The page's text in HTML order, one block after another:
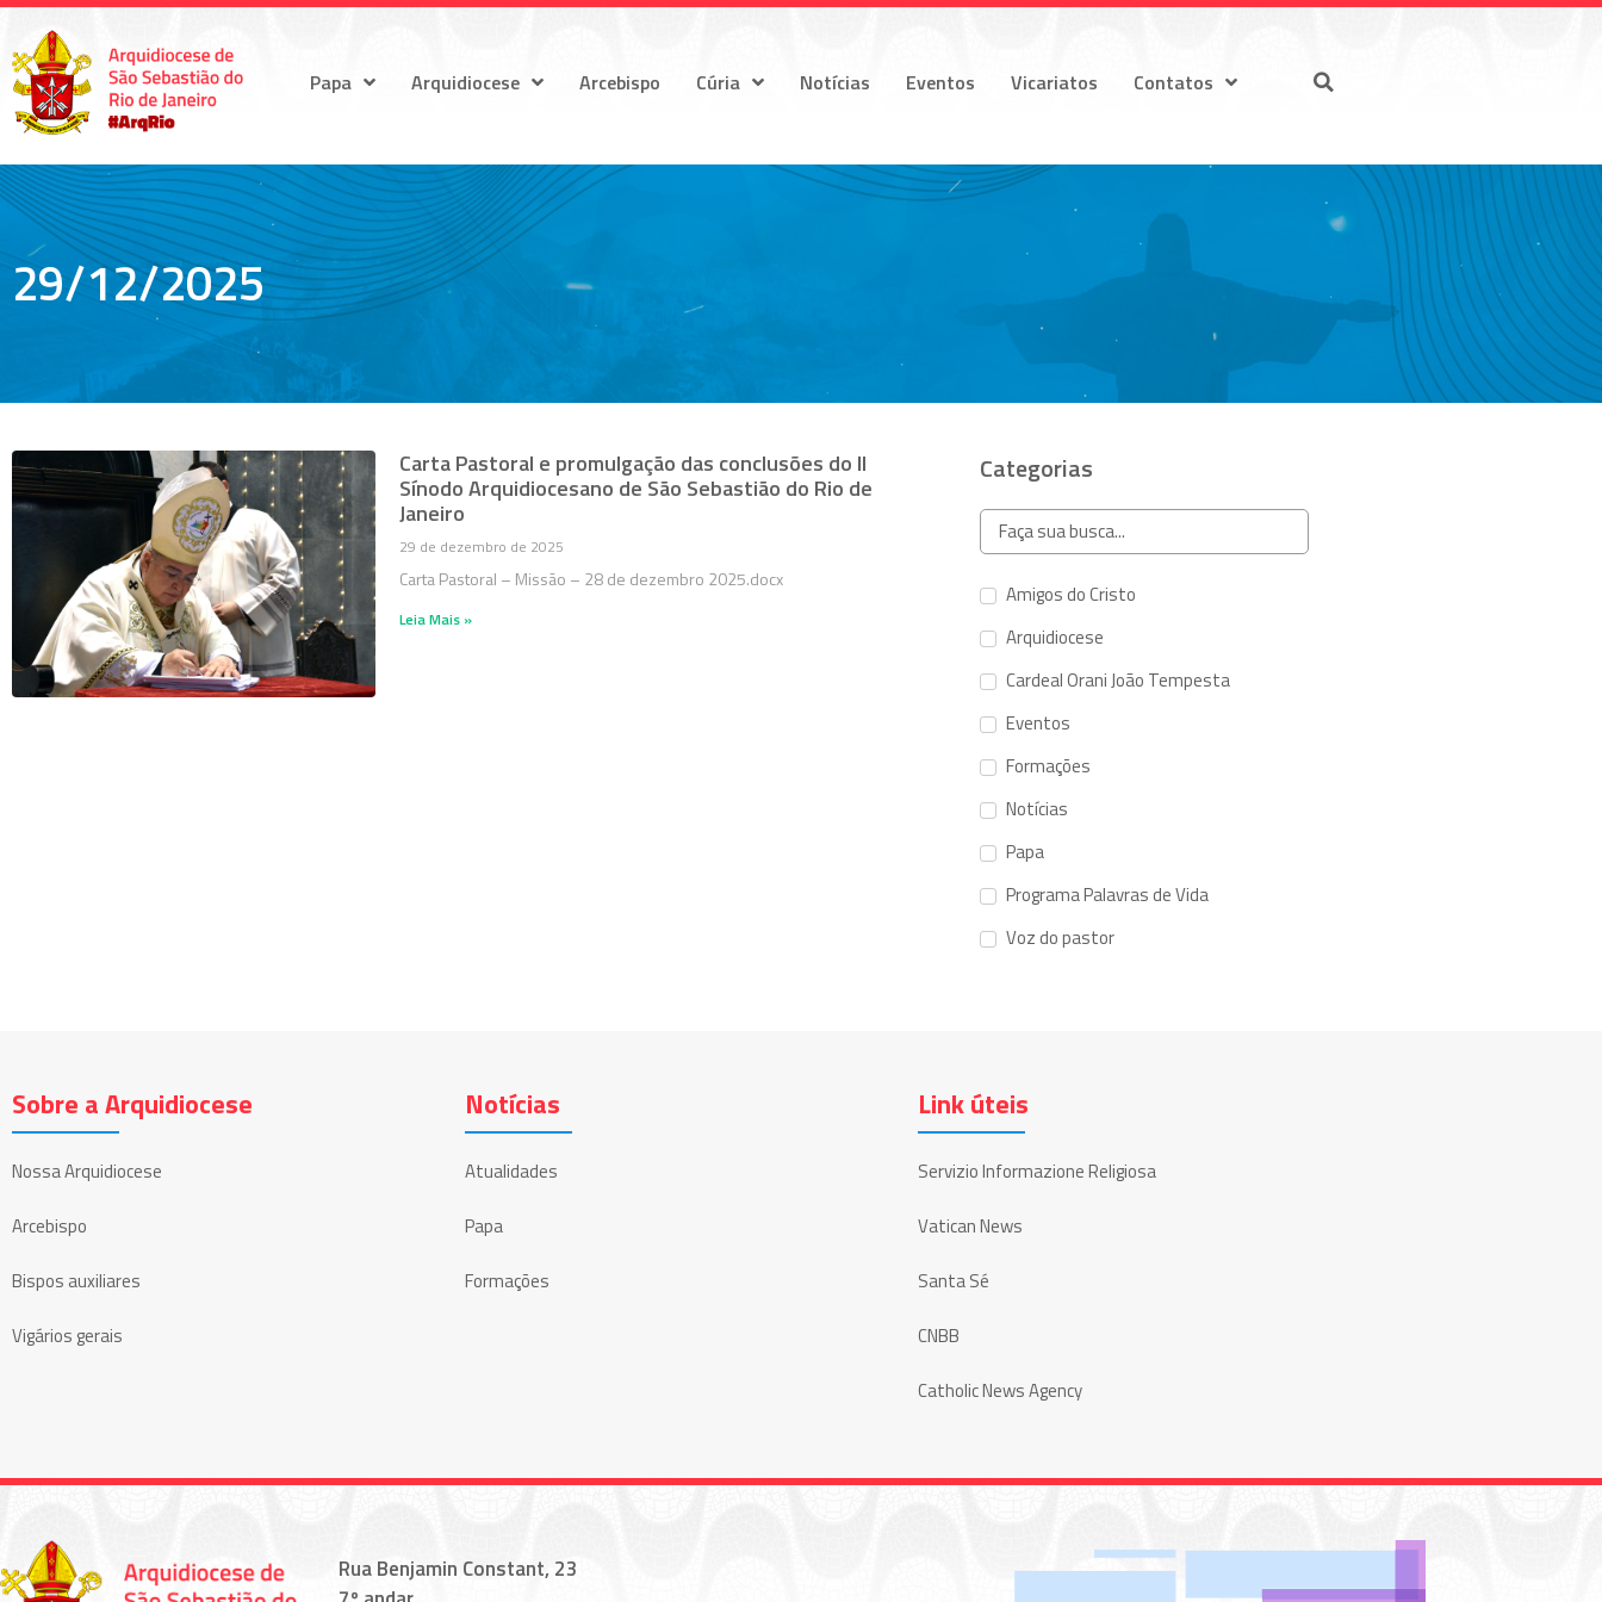
Papa Arquidiocese Arcebispo Cúria Notícias Eventos Vicariatos Contatos
29/12/2025
Carta Pastoral e promulgação das conclusões do II
Sínodo Arquidiocesano de São Sebastião do Rio de
Janeiro
29 de dezembro de 2025
Carta Pastoral – Missão – 28 de dezembro 2025.docx
Leia Mais »
Categorias
Amigos do Cristo
Arquidiocese
Cardeal Orani João Tempesta
Eventos
Formações
Notícias
Papa
Programa Palavras de Vida
Voz do pastor
Sobre a Arquidiocese
Nossa Arquidiocese
Arcebispo
Bispos auxiliares
Vigários gerais
Notícias
Atualidades
Papa
Formações
Link úteis
Servizio Informazione Religiosa
Vatican News
Santa Sé
CNBB
Catholic News Agency
Rua Benjamin Constant, 23